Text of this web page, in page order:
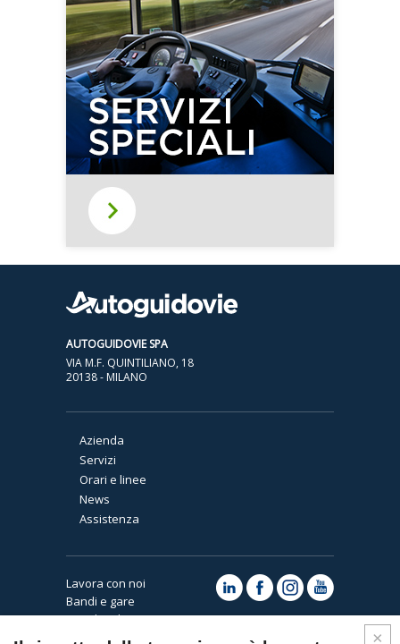
AUTOGUIDOVIE SPA
VIA M.F. QUINTILIANO, 18
20138 - MILANO
Azienda
Servizi
Orari e linee
News
Assistenza
Lavora con noi
Bandi e gare
Note legali e privacy
Cookies